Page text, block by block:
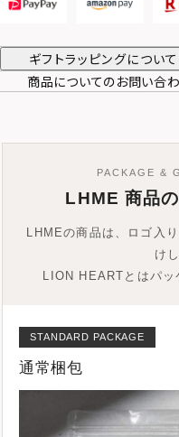
ギフトラッピングについて
商品についてのお問い合
PACKAGE &
LHME 商品
LHMEの商品は、ロゴ入
け
LION HEARTとはパッ
STANDARD PACKAGE
通常梱包